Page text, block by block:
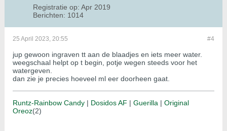
Registratie op: Apr 2019
Berichten: 1014
#4
25 April 2023, 20:55
jup gewoon ingraven tt aan de blaadjes en iets meer water.
weegschaal helpt op t begin, potje wegen steeds voor het
watergeven.
dan zie je precies hoeveel ml eer doorheen gaat.
Runtz-Rainbow Candy | Dosidos AF | Guerilla | Original
Oreoz(2)